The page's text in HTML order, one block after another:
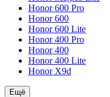
Honor 600 Pro
Honor 600
Honor 600 Lite
Honor 400 Pro
Honor 400
Honor 400 Lite
Honor X9d
Ещё